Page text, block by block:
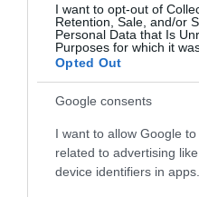
I want to opt-out of
Retention, Sale, and/or
Personal Data that Is
Purposes for which it
Opted Out
Google consents
I want to allow Google
related to advertising
device identifiers in apps.
«Πράσινες»
Νίκες για τον
Κορασίδων και μετά την 6η
βρίσκεται στην κορυφή.